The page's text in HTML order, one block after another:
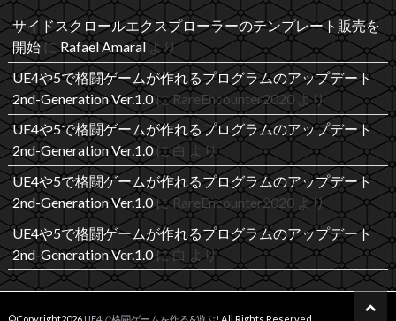
サイドスクロールエクスプローラーのテンプレート販売を
開始にRafael Amaralより
UE4や5で格闘ゲームが作れるプログラムのアップデート
2nd-Generation Ver.1.0にRareEncounter2020より
UE4や5で格闘ゲームが作れるプログラムのアップデート
2nd-Generation Ver.1.0に白 より
UE4や5で格闘ゲームが作れるプログラムのアップデート
2nd-Generation Ver.1.0にRareEncounter2020より
UE4や5で格闘ゲームが作れるプログラムのアップデート
2nd-Generation Ver.1.0に白 より
©Copyright2026 UE4で格闘ゲームを作る&遊ぶ! .All Rights Reserved.